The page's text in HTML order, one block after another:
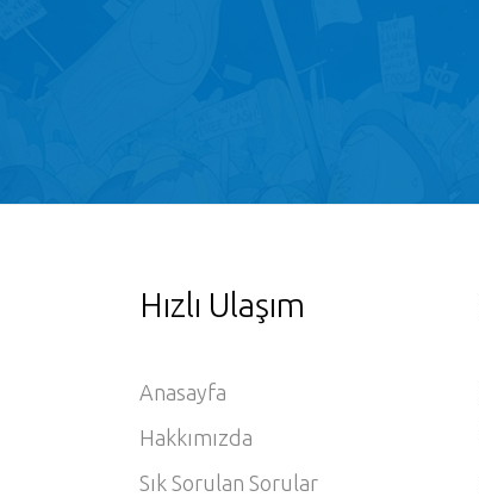
Hızlı Ulaşım
Anasayfa
Hakkımızda
Sık Sorulan Sorular